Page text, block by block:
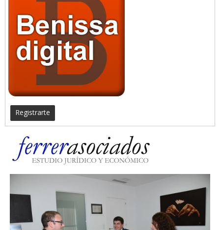
Registrarte